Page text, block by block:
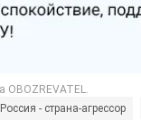
Россия - страна-агрессор